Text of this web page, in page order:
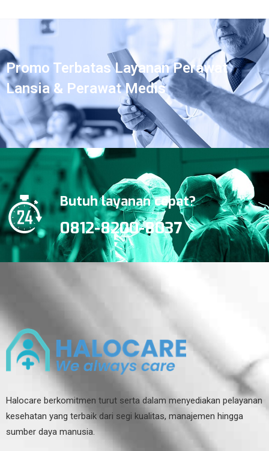
Promo Terbatas Layanan Perawat
Lansia & Perawat Medis
Butuh layanan cepat?
0812-8200-8037
Halocare berkomitmen turut serta dalam menyediakan pelayanan
kesehatan yang terbaik dari segi kualitas, manajemen hingga
sumber daya manusia.